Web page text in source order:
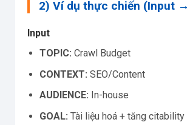
2) Ví dụ thực chiến (Input
Input
TOPIC: Crawl Budget
CONTEXT: SEO/Content
AUDIENCE: In-house
GOAL: Tài liệu hoá + tăng citability